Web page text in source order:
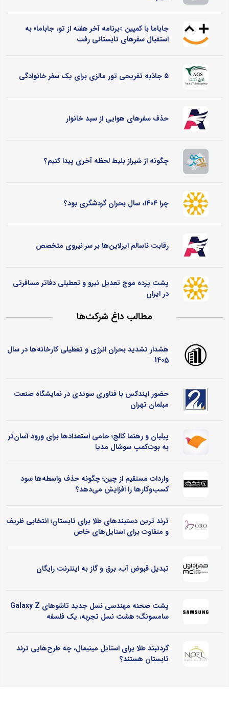
جاباما با کمپین «برنامه آخر هفته از تو، جاباما» به
استقبال سفرهای تابستانی رفت
۵ جاذبه تفریحی تور مالزی برای یک سفر خانوادگی
حذف سفرهای هوایی از سبد خانوار
چگونه از شیراز بلیط لحظه آخری پیدا کنیم؟
چرا ۱۴۰۴، سال بحران گردشگری بود؟
رقابت ناسالم ایرلاین‌ها بر سر نیروی متخصص
پشت پرده موج تعدیل نیرو و تعطیلی دفاتر مسافرتی
در ایران
مطالب داغ شرکت‌ها
هشدار تشدید بحران انرژی و تعطیلی کارخانه‌ها در سال
1405
حضور ایندکس با فناوری سوئدی در نمایشگاه صنعت
مبلمان تهران
پیلبان و رهنما کالج؛ حامی استعدادها برای ورود آسان‌تر
به بوت‌کمپ سوشال مدیا
واردات مستقیم از چین؛ چگونه حذف واسطه‌ها سود
کسب‌وکارها را افزایش می‌دهد؟
ترند ترین دستبندهای طلا برای تابستان؛ انتخابی ظریف
و متفاوت برای استایل‌های خاص
تبدیل قبوض آب، برق و گاز به اینترنت رایگان
پشت صحنه مهندسی نسل جدید تاشوهای Galaxy Z
سامسونگ؛ هشت نسل تجربه، یک فلسفه
گردنبند طلا برای استایل مینیمال، چه طرح‌هایی ترند
تابستان هستند؟